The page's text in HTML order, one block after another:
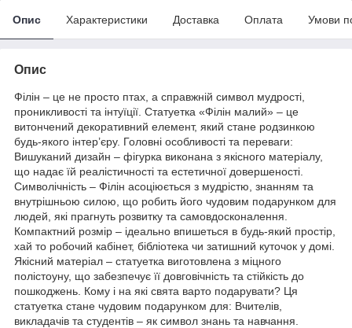
Опис Характеристики Доставка Оплата Умови
Опис
Філін – це не просто птах, а справжній символ мудрості,
проникливості та інтуїції. Статуетка «Філін малий» – це
витончений декоративний елемент, який стане родзинкою
будь-якого інтер’єру. Головні особливості та переваги:
Вишуканий дизайн – фігурка виконана з якісного матеріалу,
що надає їй реалістичності та естетичної довершеності.
Символічність – Філін асоціюється з мудрістю, знанням та
внутрішньою силою, що робить його чудовим подарунком для
людей, які прагнуть розвитку та самовдосконалення.
Компактний розмір – ідеально впишеться в будь-який простір,
хай то робочий кабінет, бібліотека чи затишний куточок у домі.
Якісний матеріал – статуетка виготовлена з міцного
полістоуну, що забезпечує її довговічність та стійкість до
пошкоджень. Кому і на які свята варто подарувати? Ця
статуетка стане чудовим подарунком для: Вчителів,
викладачів та студентів – як символ знань та навчання.